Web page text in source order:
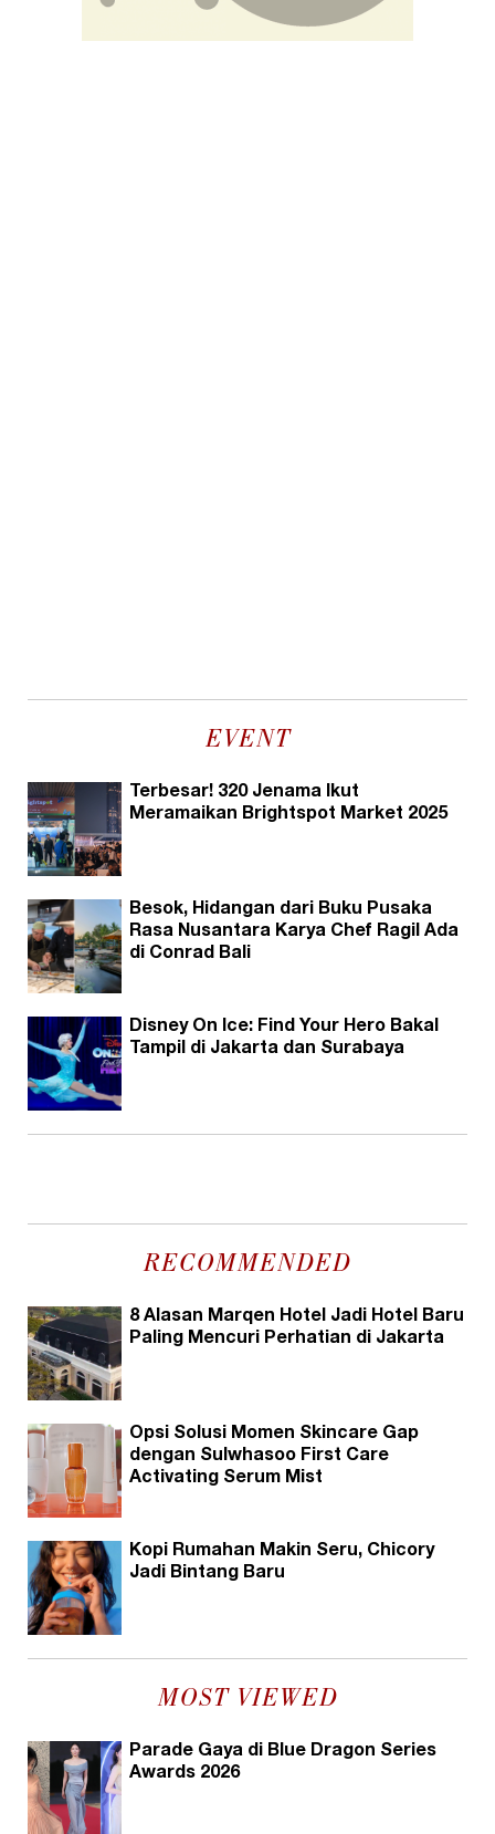
EVENT
Terbesar! 320 Jenama Ikut
Meramaikan Brightspot Market 2025
Besok, Hidangan dari Buku Pusaka
Rasa Nusantara Karya Chef Ragil Ada
di Conrad Bali
Disney On Ice: Find Your Hero Bakal
Tampil di Jakarta dan Surabaya
RECOMMENDED
8 Alasan Marqen Hotel Jadi Hotel Baru
Paling Mencuri Perhatian di Jakarta
Opsi Solusi Momen Skincare Gap
dengan Sulwhasoo First Care
Activating Serum Mist
Kopi Rumahan Makin Seru, Chicory
Jadi Bintang Baru
MOST VIEWED
Parade Gaya di Blue Dragon Series
Awards 2026